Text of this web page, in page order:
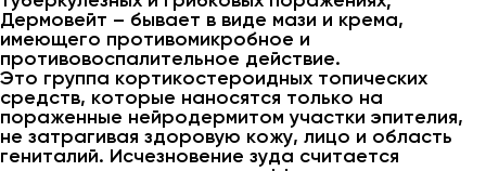
Дермовейт – бывает в виде мази и крема,
имеющего противомикробное и
противовоспалительное действие.
Это группа кортикостероидных топических
средств, которые наносятся только на
пораженные нейродермитом участки эпителия,
не затрагивая здоровую кожу, лицо и область
гениталий. Исчезновение зуда считается